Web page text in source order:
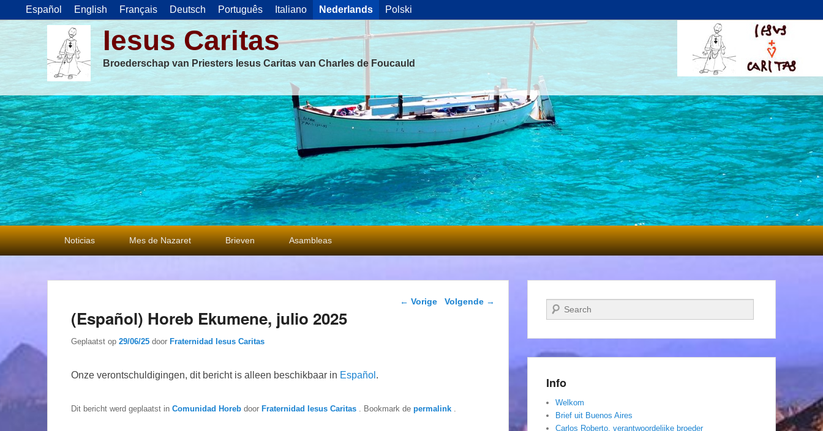
Español English Français Deutsch Português Italiano Nederlands Polski
Iesus Caritas
Broederschap van Priesters Iesus Caritas van Charles de Foucauld
Primair
menu
Noticias Mes de Nazaret Brieven Asambleas
Berichtnavigatie
← Vorige Volgende →
(Español) Horeb Ekumene, julio 2025
Geplaatst op 29/06/25 door Fraternidad Iesus Caritas
Onze verontschuldigingen, dit bericht is alleen beschikbaar in Español .
Dit bericht werd geplaatst in Comunidad Horeb door Fraternidad Iesus Caritas . Bookmark de permalink
Zoeken
Info
Welkom
Brief uit Buenos Aires
Carlos Roberto, verantwoordelijke broeder